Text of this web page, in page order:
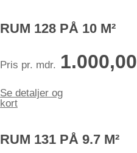
RUM 128 PÅ 10 M²
Pris pr. mdr. 1.000,00
Se detaljer og
kort
RUM 131 PÅ 9.7 M²